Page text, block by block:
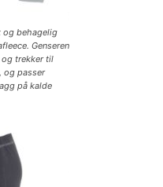
og behagelig
Genseren
trekker til
og passer
på kalde